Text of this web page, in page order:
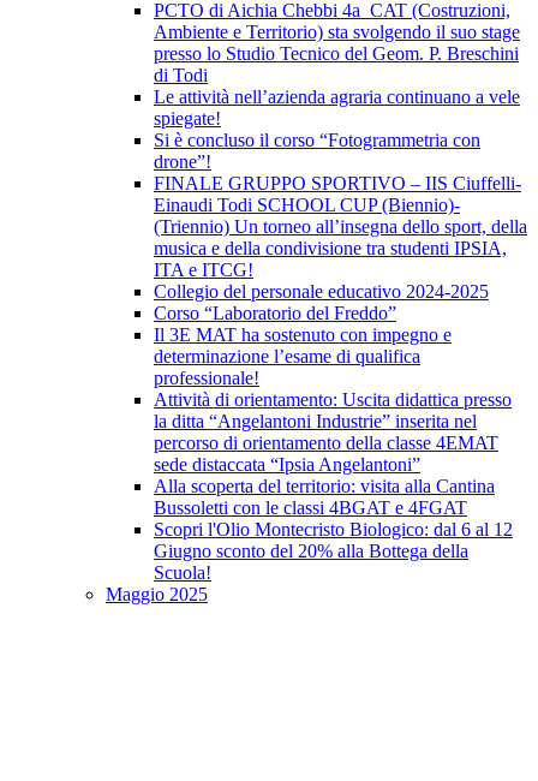
PCTO di Aichia Chebbi 4a_CAT (Costruzioni,
Ambiente e Territorio) sta svolgendo il suo stage
presso lo Studio Tecnico del Geom. P. Breschini
di Todi
Le attività nell’azienda agraria continuano a vele
spiegate!
Si è concluso il corso “Fotogrammetria con
drone”!
FINALE GRUPPO SPORTIVO – IIS Ciuffelli-
Einaudi Todi SCHOOL CUP (Biennio)-
(Triennio) Un torneo all’insegna dello sport, della
musica e della condivisione tra studenti IPSIA,
ITA e ITCG!
Collegio del personale educativo 2024-2025
Corso “Laboratorio del Freddo”
Il 3E MAT ha sostenuto con impegno e
determinazione l’esame di qualifica
professionale!
Attività di orientamento: Uscita didattica presso
la ditta “Angelantoni Industrie” inserita nel
percorso di orientamento della classe 4EMAT
sede distaccata “Ipsia Angelantoni”
Alla scoperta del territorio: visita alla Cantina
Bussoletti con le classi 4BGAT e 4FGAT
Scopri l'Olio Montecristo Biologico: dal 6 al 12
Giugno sconto del 20% alla Bottega della
Scuola!
Maggio 2025